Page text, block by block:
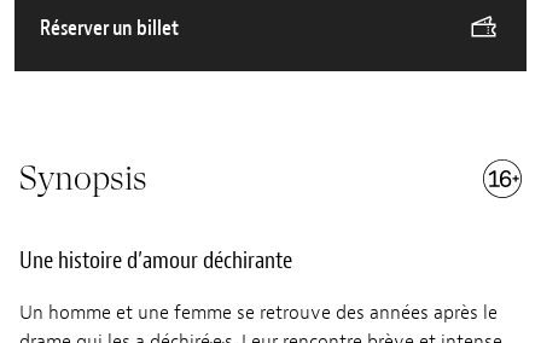
Réserver un billet
Synopsis
Une histoire d’amour déchirante
Un homme et une femme se retrouve des années après le